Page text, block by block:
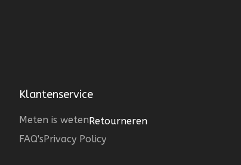
Klantenservice
Meten is wetenRetourneren
FAQ'sPrivacy Policy